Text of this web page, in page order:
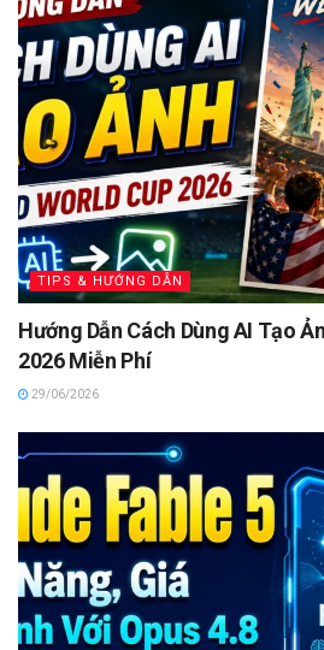
TIPS & HƯỚNG DẪN
Hướng Dẫn Cách Dùng AI Tạo
2026 Miễn Phí
29/06/2026